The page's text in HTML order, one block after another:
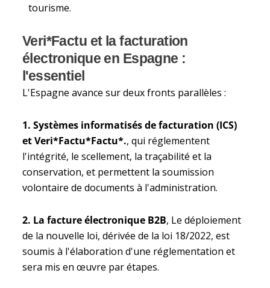
tourisme.
Veri*Factu et la facturation
électronique en Espagne :
l'essentiel
L'Espagne avance sur deux fronts parallèles :
1. Systèmes informatisés de facturation (ICS)
et Veri*Factu*Factu*., qui réglementent
l'intégrité, le scellement, la traçabilité et la
conservation, et permettent la soumission
volontaire de documents à l'administration.
2. La facture électronique B2B, Le déploiement
de la nouvelle loi, dérivée de la loi 18/2022, est
soumis à l'élaboration d'une réglementation et
sera mis en œuvre par étapes.